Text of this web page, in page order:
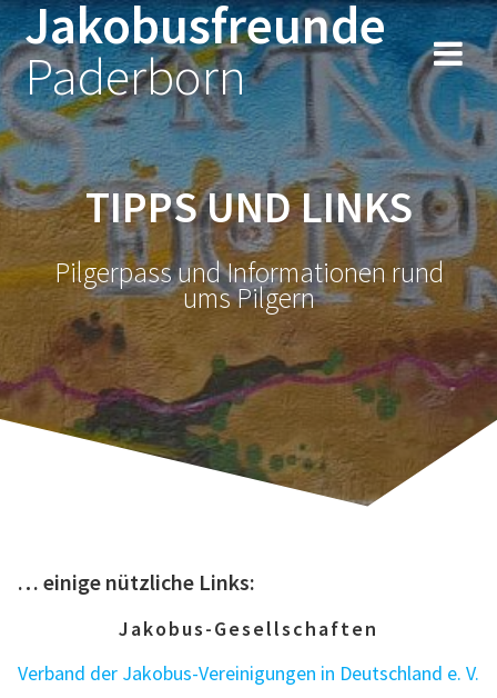
Zum
Inhalt
springen
Jakobusfreunde
Paderborn
TIPPS UND LINKS
Pilgerpass und Informationen rund
ums Pilgern
… einige nützliche Links:
Jakobus-Gesellschaften
Verband der Jakobus-Vereinigungen in Deutschland e. V.